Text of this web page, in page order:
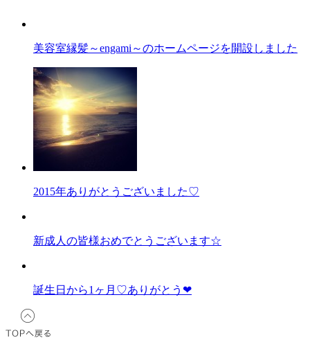
美容室縁髪～engami～のホームページを開設しました
2015年ありがとうございました♡
新成人の皆様おめでとうございます☆
誕生日から1ヶ月♡ありがとう❤︎